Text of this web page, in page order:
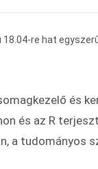
és
és az R
a tudományos